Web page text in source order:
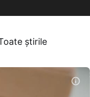
știrile